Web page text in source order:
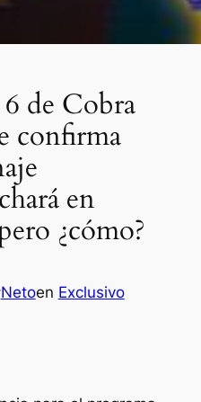
de Cobra
confirma
en
¿cómo?
Netoen Exclusivo